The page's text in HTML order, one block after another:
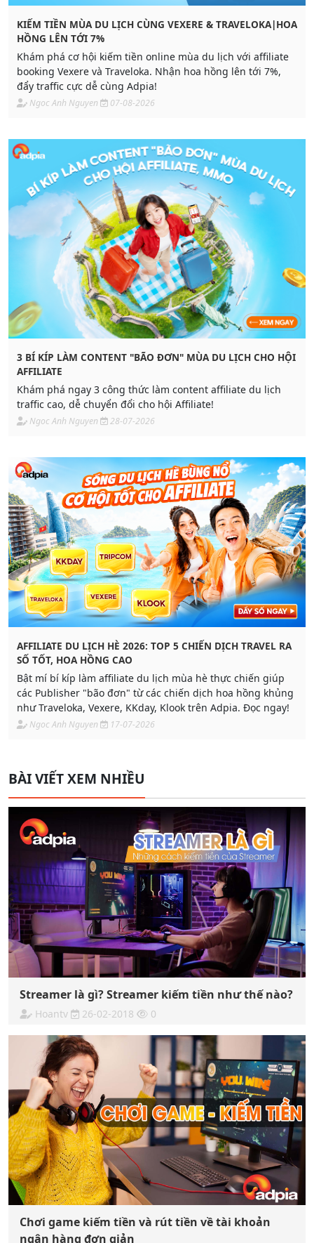
KIẾM TIỀN MÙA DU LỊCH CÙNG VEXERE & TRAVELOKA|HOA
HỒNG LÊN TỚI 7%
Khám phá cơ hội kiếm tiền online mùa du lịch với affiliate
booking Vexere và Traveloka. Nhận hoa hồng lên tới 7%,
đẩy traffic cực dễ cùng Adpia!
Ngoc Anh Nguyen 07-08-2026
3 BÍ KÍP LÀM CONTENT "BÃO ĐƠN" MÙA DU LỊCH CHO HỘI
AFFILIATE
Khám phá ngay 3 công thức làm content affiliate du lịch
traffic cao, dễ chuyển đổi cho hội Affiliate!
Ngoc Anh Nguyen 28-07-2026
AFFILIATE DU LỊCH HÈ 2026: TOP 5 CHIẾN DỊCH TRAVEL RA
SỐ TỐT, HOA HỒNG CAO
Bật mí bí kíp làm affiliate du lịch mùa hè thực chiến giúp
các Publisher "bão đơn" từ các chiến dịch hoa hồng khủng
như Traveloka, Vexere, KKday, Klook trên Adpia. Đọc ngay!
Ngoc Anh Nguyen 17-07-2026
BÀI VIẾT XEM NHIỀU
Streamer là gì? Streamer kiếm tiền như thế nào?
Hoantv 26-02-2018 0
Chơi game kiếm tiền và rút tiền về tài khoản
ngân hàng đơn giản